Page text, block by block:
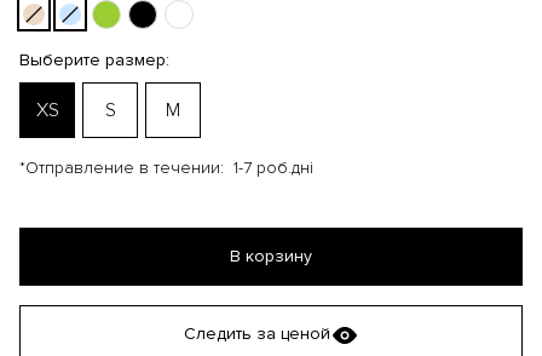
Выберите размер:
XS S M
*Отправление в течении: 1-7 роб.дні
В корзину
Следить за ценой